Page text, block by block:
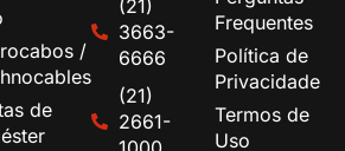
/
de
(21)
3663-
6666
(21)
2661-
Frequentes
Política de
Privacidade
Termos de
Uso